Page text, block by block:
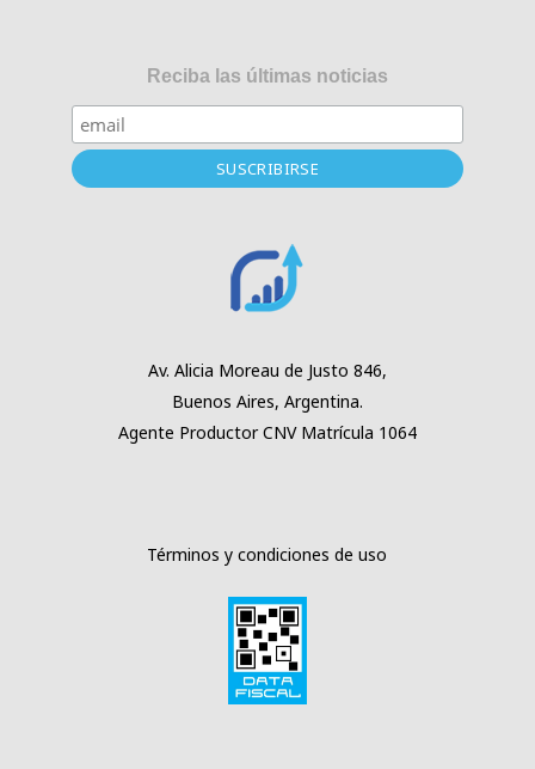
Reciba las últimas noticias
Av. Alicia Moreau de Justo 846,
Buenos Aires, Argentina.
Agente ProductorCNV Matrícula 1064
Términos y condiciones de uso